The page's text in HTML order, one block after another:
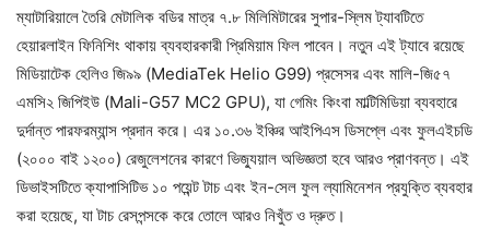
ম্যাটারিয়ালে তৈরি মেটালিক বডির মাত্র ৭.৮ মিলিমিটারের সুপার-স্লিম ট্যাবটিতে
হেয়ারলাইন ফিনিশিং থাকায় ব্যবহারকারী প্রিমিয়াম ফিল পাবেন। নতুন এই ট্যাবে রয়েছে
মিডিয়াটেক হেলিও জি৯৯ (MediaTek Helio G99) প্রসেসর এবং মালি-জি৫৭
এমসি২ জিপিইউ (Mali-G57 MC2 GPU), যা গেমিং কিংবা মাল্টিমিডিয়া ব্যবহারে
দুর্দান্ত পারফরম্যান্স প্রদান করে। এর ১০.৩৬ ইঞ্চির আইপিএস ডিসপ্লে এবং ফুলএইচডি
(২০০০ বাই ১২০০) রেজুলেশনের কারণে ভিজ্যুয়াল অভিজ্ঞতা হবে আরও প্রাণবন্ত। এই
ডিভাইসটিতে ক্যাপাসিটিভ ১০ পয়েন্ট টাচ এবং ইন-সেল ফুল ল্যামিনেশন প্রযুক্তি ব্যবহার
করা হয়েছে, যা টাচ রেসপন্সকে করে তোলে আরও নিখুঁত ও দ্রুত।